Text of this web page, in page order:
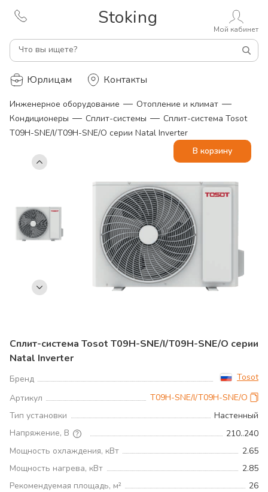
Stoking
Что вы ищете?
Мой кабинет
Юрлицам Контакты
Инженерное оборудование — Отопление и климат —
Кондиционеры — Сплит-системы — Сплит-система Tosot
T09H-SNE/I/T09H-SNE/O серии Natal Inverter
Сплит-система Tosot T09H-SNE/I/T09H-SNE/O серии
Natal Inverter
Бренд
Tosot
Артикул
T09H-SNE/I/T09H-SNE/O
Тип установки
Настенный
Напряжение, В
210..240
Мощность охлаждения, кВт
2.65
Мощность нагрева, кВт
2.85
Рекомендуемая площадь, м²
26
В корзину